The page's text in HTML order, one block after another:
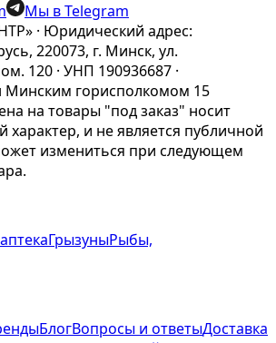
Мы в Telegram
· Юридический адрес:
220073, г. Минск, ул.
120 · УНП 190936687 ·
Минским горисполкомом 15
на товары "под заказ" носит
и не является публичной
измениться при следующем
ГрызуныРыбы,
БлогВопросы и ответыДоставка